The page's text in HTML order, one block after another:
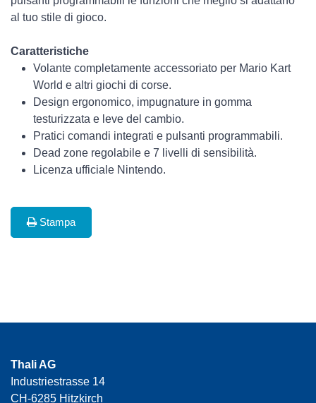
al tuo stile di gioco.
Caratteristiche
Volante completamente accessoriato per Mario Kart
World e altri giochi di corse.
Design ergonomico, impugnature in gomma
testurizzata e leve del cambio.
Pratici comandi integrati e pulsanti programmabili.
Dead zone regolabile e 7 livelli di sensibilità.
Licenza ufficiale Nintendo.
Stampa
Thali AG
Industriestrasse 14
CH-6285 Hitzkirch